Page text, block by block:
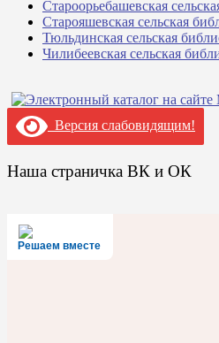
Староорьебашевская
Старояшевская сельская
Тюльдинская сельская
Чилибеевская сельская
Версия слабовидящим!
Наша страничка ВК и ОК
Решаем вместе